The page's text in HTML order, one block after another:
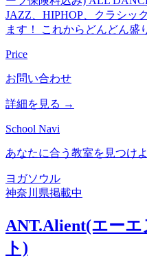
JAZZ、HIPHOP、クラシッ
ます！ これからどんどん盛
Price
お問い合わせ
詳細を見る →
School Navi
あなたに合う教室を見つけ
ヨガソウル
神奈川県掲載中
ANT.Alient(エー
ト)